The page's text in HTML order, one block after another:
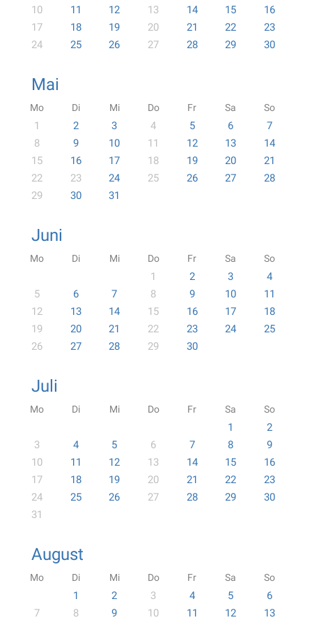
10
11 12 13 14 15
16
17
18 19 20 21 22
23
24
25 26 27 28 29 30
Mai
Mo Di Mi Do Fr Sa So
1 2 3 4 5 6
7
8
9 10 11 12 13
14
15
16 17 18 19 20
21
22
23 24 25 26 27
28
29
30 31
Juni
Mo Di Mi Do Fr Sa So
1 2 3
4
5
6 7 8 9 10
11
12
13 14 15 16 17
18
19
20 21 22 23 24
25
26
27 28 29 30
Juli
Mo Di Mi Do Fr Sa So
1
2
3
4 5 6 7 8
9
10
11 12 13 14 15
16
17
18 19 20 21 22
23
24
25 26 27 28 29
30
31
August
Mo Di Mi Do Fr Sa So
1 2 3 4 5
6
7
8 9 10 11 12
13